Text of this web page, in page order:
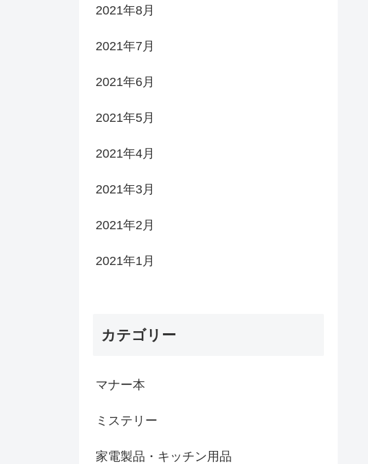
2021年8月
2021年7月
2021年6月
2021年5月
2021年4月
2021年3月
2021年2月
2021年1月
カテゴリー
マナー本
ミステリー
家電製品・キッチン用品